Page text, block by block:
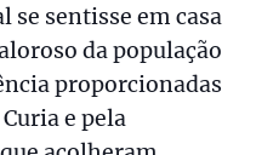
se sentisse em casa
da população
proporcionadas
e pela